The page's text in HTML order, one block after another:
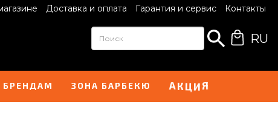
Доставка и оплата Гарантия и сервис Контакты
RU
БРЕНДАМ ЗОНА БАРБЕКЮ АКЦИЯ